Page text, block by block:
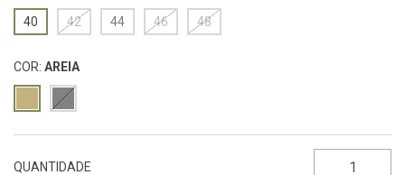
40 42 44 46 48
COR: AREIA
QUANTIDADE